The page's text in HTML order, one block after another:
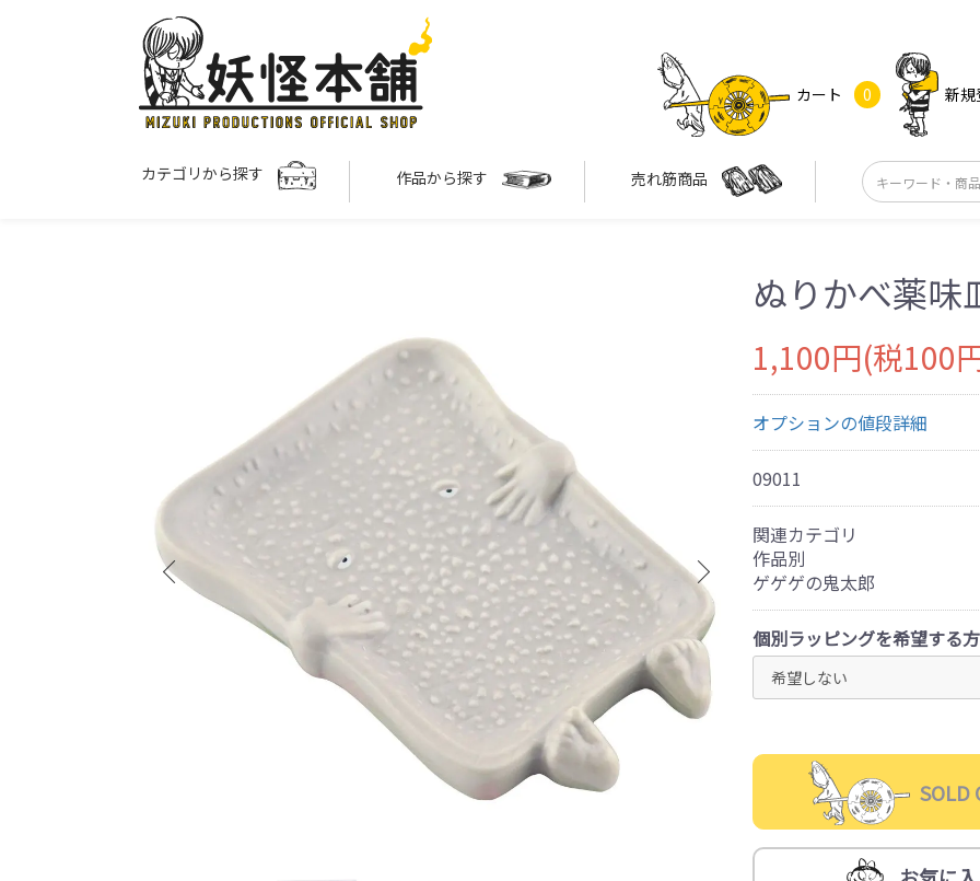
カート 0 新規
カテゴリから探す 作品から探す 売れ筋商品
ぬりかべ薬味
1,100円(税100
オプションの値段詳細
09011
関連カテゴリ
作品別
ゲゲゲの鬼太郎
個別ラッピングを希望する
SOLD